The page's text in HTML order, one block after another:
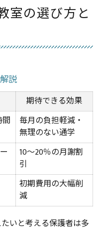
室の選び方と
説
期待できる効果
毎月の負担軽減・
無理のない通学
10～20％の月謝割
引
初期費用の大幅削
減
いと考える保護者は多